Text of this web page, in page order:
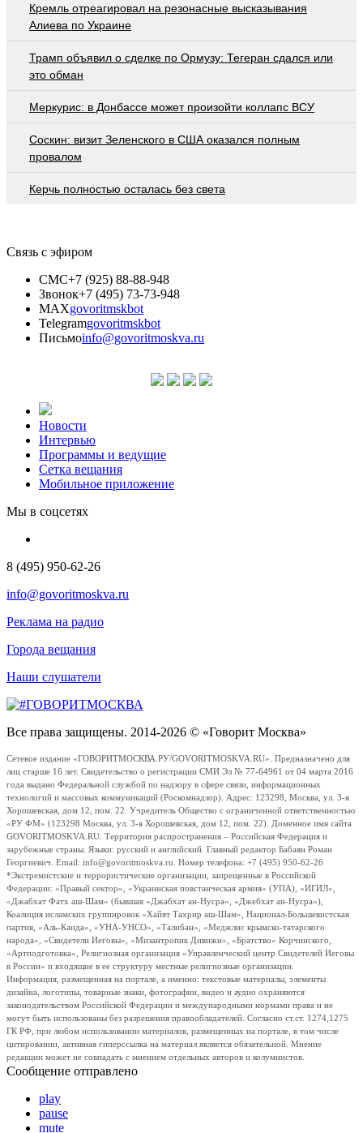
Кремль отреагировал на резонасные высказывания
Алиева по Украине
Трамп объявил о сделке по Ормузу: Тегеран сдался или
это обман
Меркурис: в Донбассе может произойти коллапс ВСУ
Соскин: визит Зеленского в США оказался полным
провалом
Керчь полностью осталась без света
Связь с эфиром
СМС+7 (925) 88-88-948
Звонок+7 (495) 73-73-948
MAXgovoritmskbot
Telegramgovoritmskbot
Письмоinfo@govoritmoskva.ru
Новости
Интервью
Программы и ведущие
Сетка вещания
Мобильное приложение
Мы в соцсетях
8 (495) 950-62-26
info@govoritmoskva.ru
Реклама на радио
Города вещания
Наши слушатели
Все права защищены. 2014-2026 © «Говорит Москва»
Сетевое издание «ГОВОРИТМОСКВА.РУ/GOVORITMOSKVA.RU». Предназначено для
лиц старше 16 лет. Свидетельство о регистрации СМИ Эл № 77-64961 от 04 марта 2016
года выдано Федеральной службой по надзору в сфере связи, информационных
технологий и массовых коммуникаций (Роскомнадзор). Адрес: 123298, Москва, ул. 3-я
Хорошевская, дом 12, пом. 22. Учредитель Общество с ограниченной ответственностью
«РУ ФМ» (123298 Москва, ул. 3-я Хорошевская, дом 12, пом. 22). Доменное имя сайта
GOVORITMOSKVA.RU. Территория распространения – Российская Федерация и
зарубежные страны. Языки: русский и английский. Главный редактор Бабаян Роман
Георгиевич. Email: info@govoritmoskva.ru. Номер телефона: +7 (495) 950-62-26
*Экстремистские и террористические организации, запрещенные в Российской
Федерации: «Правый сектор», «Украинская повстанческая армия» (УПА), «ИГИЛ»,
«Джабхат Фатх аш-Шам» (бывшая «Джабхат ан-Нусра», «Джебхат ан-Нусра»),
Коалиция исламских группировок «Хайят Тахрир аш-Шам», Национал-Большевистская
партия, «Аль-Каида», «УНА-УНСО», «Талибан», «Меджлис крымско-татарского
народа», «Свидетели Иеговы», «Мизантропик Дивижн», «Братство» Корчинского,
«Артподготовка», Религиозная организация «Управленческий центр Свидетелей Иеговы
в России» и входящие в ее структуру местные религиозные организации.
Информация, размещенная на портале, а именно: текстовые материалы, элементы
дизайна, логотипы, товарные знаки, фотографии, видео и аудио охраняются
законодательством Российской Федерации и международными нормами права и не
могут быть использованы без разрешения правообладателей. Согласно ст.ст. 1274,1275
ГК РФ, при любом использовании материалов, размещенных на портале, в том числе
цитировании, активная гиперссылка на материал является обязательной. Мнение
редакции может не совпадать с мнением отдельных авторов и колумнистов.
Сообщение отправлено
play
pause
mute